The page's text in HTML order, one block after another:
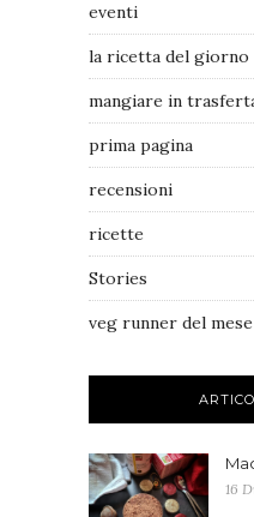
eventi
la ricetta del giorno
mangiare in
prima pagina
recensioni
ricette
Stories
veg runner del mese
16